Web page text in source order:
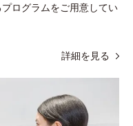
ログラムをご用意してい
詳細を見る